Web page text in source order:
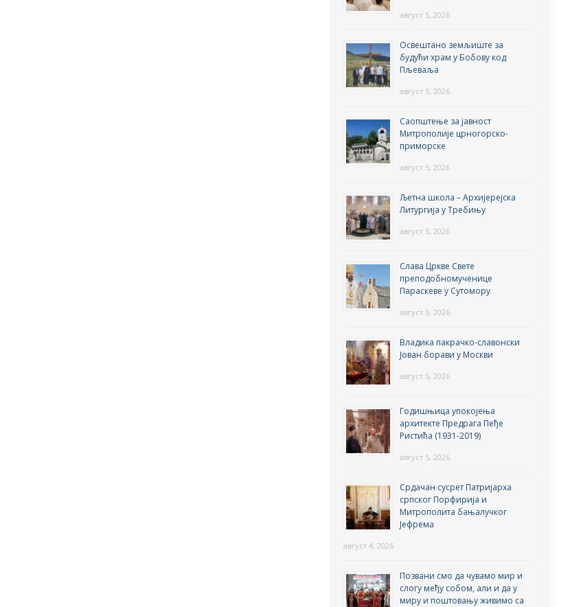
август 5, 2026
Освештано земљиште за
будући храм у Бобову код
Пљеваља
август 5, 2026
Саопштење за јавност
Митрополије црногорско-
приморске
август 5, 2026
Љетна школа – Архијерејска
Литургија у Требињу
август 5, 2026
Слава Цркве Свете
преподобномученице
Параскеве у Сутомору
август 5, 2026
Владика пакрачко-славонски
Јован борави у Москви
август 5, 2026
Годишњица упокојења
архитекте Предрага Пеђе
Ристића (1931-2019)
август 5, 2026
Срдачан сусрет Патријарха
српског Порфирија и
Митрополита бањалучког
Јефрема
август 4, 2026
Позвани смо да чувамо мир и
слогу међу собом, али и да у
миру и поштовању живимо са